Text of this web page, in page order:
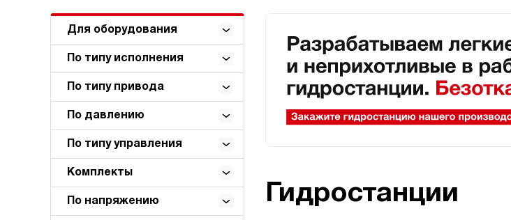
Для оборудования
По типу исполнения
По типу привода
По давлению
По типу управления
Комплекты
По напряжению Гидростанции